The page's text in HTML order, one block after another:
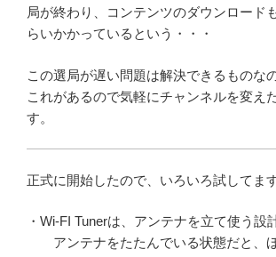
局が終わり、コンテンツのダウンロード
らいかかっているという・・・
この選局が遅い問題は解決できるものな
これがあるので気軽にチャンネルを変え
す。
正式に開始したので、いろいろ試してま
・Wi-FI Tunerは、アンテナを立て使う設
アンテナをたたんでいる状態だと、